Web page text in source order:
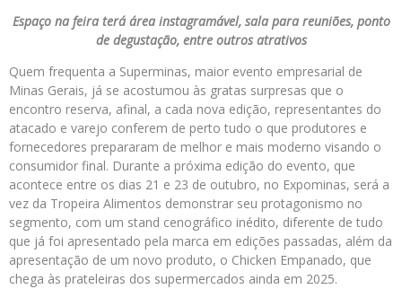
Espaço na feira terá área instagramável, sala para reuniões, ponto
de degustação, entre outros atrativos
Quem frequenta a Superminas, maior evento empresarial de
Minas Gerais, já se acostumou às gratas surpresas que o
encontro reserva, afinal, a cada nova edição, representantes do
atacado e varejo conferem de perto tudo o que produtores e
fornecedores prepararam de melhor e mais moderno visando o
consumidor final. Durante a próxima edição do evento, que
acontece entre os dias 21 e 23 de outubro, no Expominas, será a
vez da Tropeira Alimentos demonstrar seu protagonismo no
segmento, com um stand cenográfico inédito, diferente de tudo
que já foi apresentado pela marca em edições passadas, além da
apresentação de um novo produto, o Chicken Empanado, que
chega às prateleiras dos supermercados ainda em 2025.